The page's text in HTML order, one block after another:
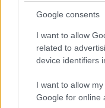
Google consents
I want to allow
related to
device identifiers
I want to allow
Google for online
που
κατάσβεση της
σε αναίσθητη
απόσταση από
καραμπίνα.
στο
επιβεβαίωσε